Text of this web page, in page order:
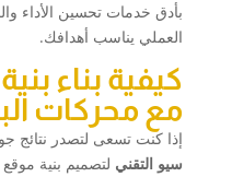
بأدق خدمات تحسين الأداء
العملي يناسب أهدافك.
كيفية بناء
مع محركات
إذا كنت تسعى لتصدر نتائج
سيو التقني لتصميم بنية